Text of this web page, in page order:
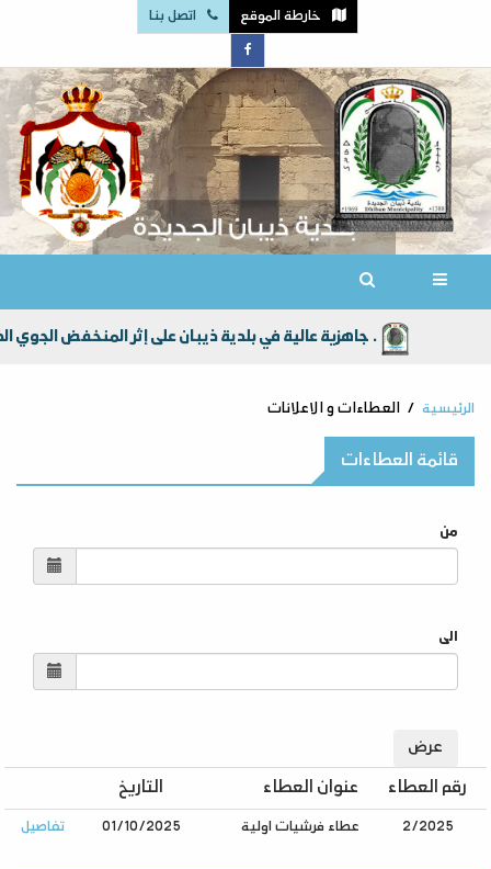
خارطة الموقع اتصل بنا
جاهزية عالية في بلدية ذيبان على إثر المنخفض الجوي الذي جلب امطار الخير الى أراضي المملكة الاردنية الهاشمية عامةً ولواء ذيبان خاصة .
الرئيسية العطاءات و الاعلانات
قائمة العطاءات
من
الى
رقم العطاء عنوان العطاء التاريخ
2/2025 عطاء فرشيات اولية 01/10/2025 تفاصيل